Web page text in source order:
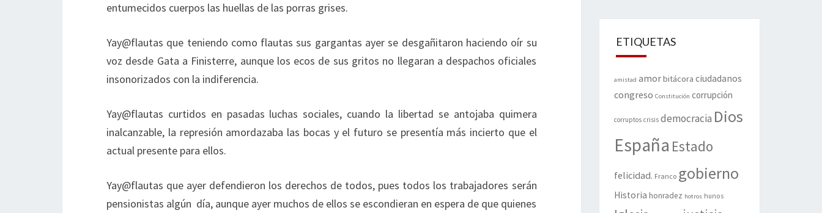
entumecidos cuerpos las huellas de las porras grises.
Yay@flautas que teniendo como flautas sus gargantas ayer se desgañitaron haciendo oír su
voz desde Gata a Finisterre, aunque los ecos de sus gritos no llegaran a despachos oficiales
insonorizados con la indiferencia.
Yay@flautas curtidos en pasadas luchas sociales, cuando la libertad se antojaba quimera
inalcanzable, la represión amordazaba las bocas y el futuro se presentía más incierto que el
actual presente para ellos.
Yay@flautas que ayer defendieron los derechos de todos, pues todos los trabajadores serán
pensionistas algún día, aunque ayer muchos de ellos se escondieran en espera de que quienes
ETIQUETAS
amistad amorbitácora ciudadanos
congreso Constitución corrupción
corruptos crisis democracia Dios
España Estado
felicidad. Franco gobierno
Historia honradez hotros hunos